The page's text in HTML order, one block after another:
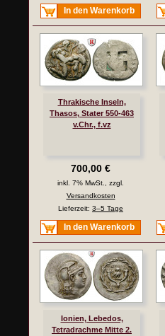
In den Warenkorb
Thrakische Inseln,
Thasos, Stater 550-463
v.Chr., f.vz
700,00 €
inkl. 7% MwSt., zzgl.
Versandkosten
Lieferzeit: 3–5 Tage
In den Warenkorb
Ionien, Lebedos,
Tetradrachme Mitte 2.